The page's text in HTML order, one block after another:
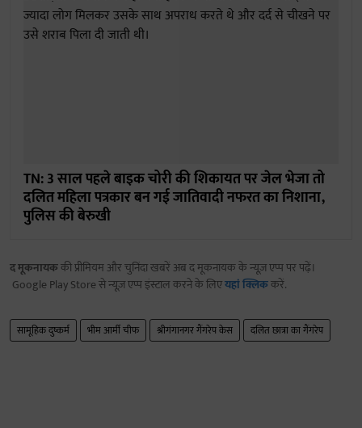
TN: 3 साल पहले बाइक चोरी की शिकायत पर जेल भेजा तो
दलित महिला पत्रकार बन गई जातिवादी नफरत का निशाना,
पुलिस की बेरुखी
द मूकनायककी प्रीमियम और चुनिंदा खबरें अब द मूकनायक के न्यूज़ एप्प पर पढ़ें।
Google Play Store से न्यूज़ एप्प इंस्टाल करने के लिएयहां क्लिककरें.
सामूहिक दुष्कर्म भीम आर्मी चीफ श्रीगंगानगर गैंगरेप केस दलित छात्रा का गैंगरेप